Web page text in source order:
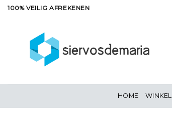
Ga100% VEILIG AFREKENEN
HOME WINKEL